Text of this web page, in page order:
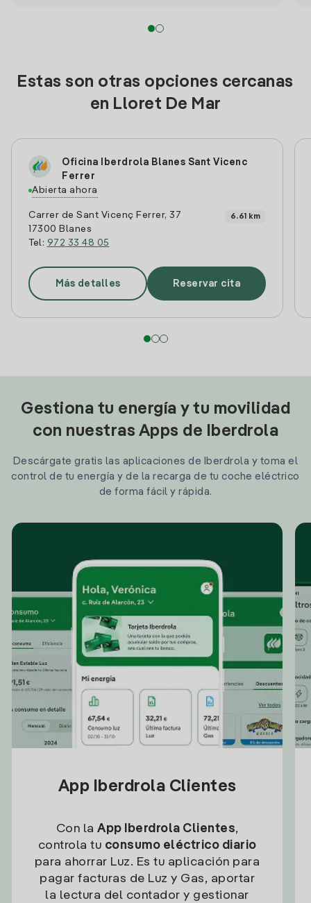
Estas son otras opciones cercanas
en Lloret De Mar
Oficina Iberdrola Blanes Sant Vicenc
Ferrer
Abierta ahora
Carrer de Sant Vicenç Ferrer, 37
17300 Blanes
Tel: 972 33 48 05
6.61 km
Más detalles Reservar cita
Gestiona tu energía y tu movilidad
con nuestras Apps de Iberdrola
Descárgate gratis las aplicaciones de Iberdrola y toma el
control de tu energía y de la recarga de tu coche eléctrico
de forma fácil y rápida.
App Iberdrola Clientes
Con la App Iberdrola Clientes,
controla tu consumo eléctrico diario
para ahorrar Luz. Es tu aplicación para
pagar facturas de Luz y Gas, aportar
la lectura del contador y gestionar